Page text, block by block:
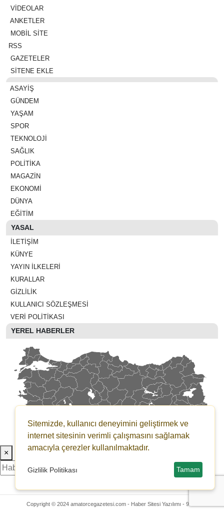
VİDEOLAR
ANKETLER
MOBİL SİTE
RSS
GAZETELER
SİTENE EKLE
ASAYIŞ
GÜNDEM
YAŞAM
SPOR
TEKNOLOJI
SAĞLIK
POLITIKA
MAGAZIN
EKONOMI
DÜNYA
EĞITIM
YASAL
İLETIŞIM
KÜNYE
YAYIN İLKELERI
KURALLAR
GIZLILIK
KULLANICI SÖZLEŞMESI
VERI POLITIKASI
YEREL HABERLER
×
Sitemizde, kullanıcı deneyimini geliştirmek ve
internet sitesinin verimli çalışmasını sağlamak
amacıyla çerezler kullanılmaktadır.
Gizlilik Politikası Tamam
Copyright © 2024 amatorcegazetesi.com - Haber Sitesi Yazılımı - 9.0.2